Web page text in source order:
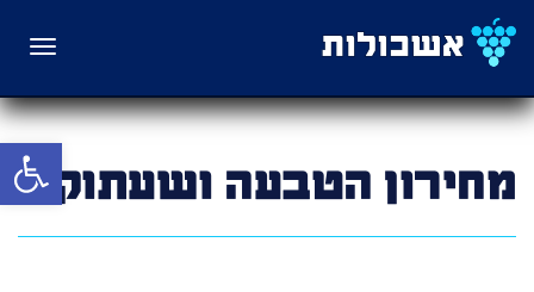
פתח
תפריט
מחירון הטבעה ושעתוק